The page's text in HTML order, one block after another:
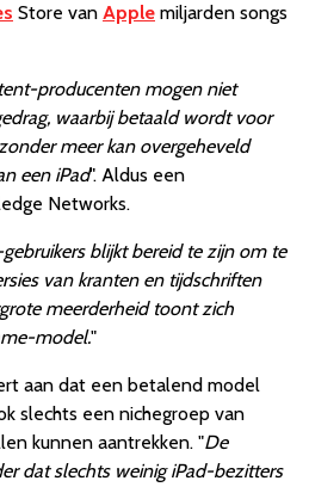
Store van Apple miljarden songs
producenten mogen niet
waarbij betaald wordt voor
meer kan overgeheveld
een iPad". Aldus een
Networks.
blijkt bereid te zijn om te
van kranten en tijdschriften
meerderheid toont zich
model."
aan dat een betalend model
slechts een nichegroep van
kunnen aantrekken. "De
dat slechts weinig iPad-bezitters